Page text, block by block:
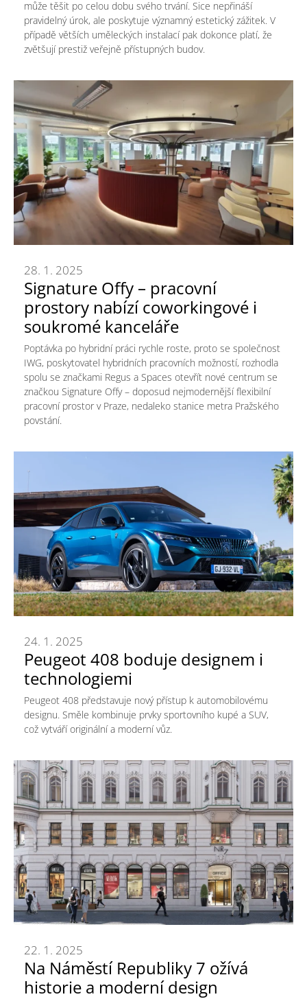
může těšit po celou dobu svého trvání. Sice nepřináší
pravidelný úrok, ale poskytuje významný estetický zážitek. V
případě větších uměleckých instalací pak dokonce platí, že
zvětšují prestiž veřejně přístupných budov.
Signature Offy – pracovní
prostory nabízí coworkingové i
soukromé kanceláře
28. 1. 2025
Poptávka po hybridní práci rychle roste, proto se společnost
IWG, poskytovatel hybridních pracovních možností, rozhodla
spolu se značkami Regus a Spaces otevřít nové centrum se
značkou Signature Offy – doposud nejmodernější flexibilní
pracovní prostor v Praze, nedaleko stanice metra Pražského
povstání.
Peugeot 408 boduje designem i
technologiemi
24. 1. 2025
Peugeot 408 představuje nový přístup k automobilovému
designu. Směle kombinuje prvky sportovního kupé a SUV,
což vytváří originální a moderní vůz.
Na Náměstí Republiky 7 ožívá
historie a moderní design
22. 1. 2025